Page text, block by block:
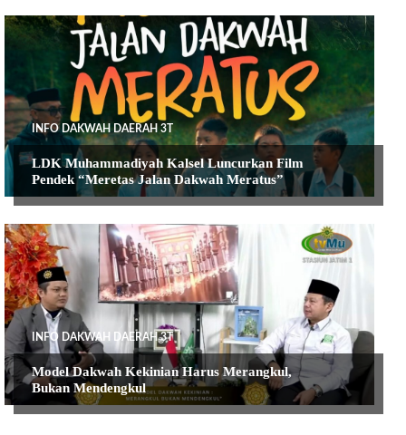
INFO DAKWAH DAERAH 3T
LDK Muhammadiyah Kalsel Luncurkan Film
Pendek “Meretas Jalan Dakwah Meratus”
INFO DAKWAH DAERAH 3T
Model Dakwah Kekinian Harus Merangkul,
Bukan Mendengkul